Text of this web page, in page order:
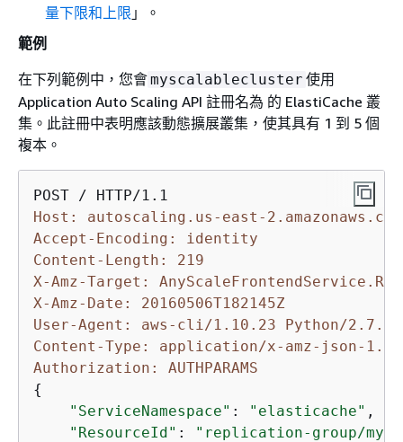
量下限和上限 」。
範例
在下列範例中，您會myscalablecluster 使用
Application Auto Scaling API 註冊名為 的 ElastiCache 叢
集。此註冊中表明應該動態擴展叢集，使其具有 1 到 5 個
複本。
Host: autoscaling.us-east-2.amazonaws.com
Accept-Encoding: identity
Content-Length: 219
X-Amz-Target:
X-Amz-Date: 20160506T182145Z
User-Agent: aws-cli/1.10.23 Python/
Content-Type: application/x-amz-json-1.1
Authorization: AUTHPARAMS
{
"ServiceNamespace" : "elasticache" ,
"ResourceId" :
"replication-group/